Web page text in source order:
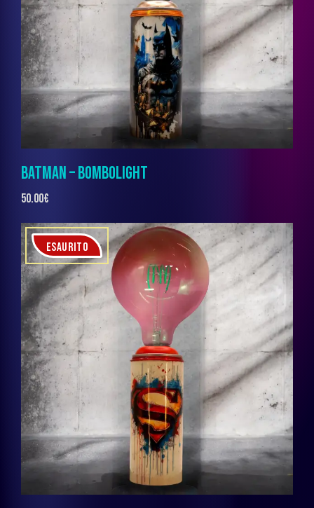
BATMAN – BOMBOLIGHT
50.00€
ESAURITO